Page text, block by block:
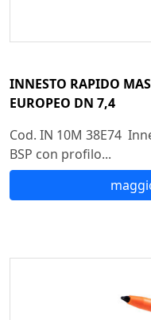
INNESTO RAPIDO
EUROPEO DN 7,4
Cod. IN 10M 38E74
BSP con profilo...